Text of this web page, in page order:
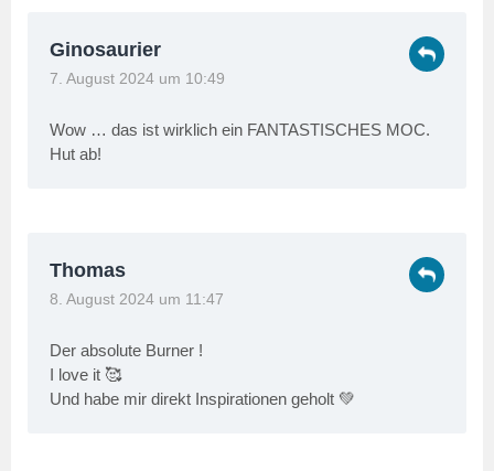
Ginosaurier
7. August 2024 um 10:49
Wow … das ist wirklich ein FANTASTISCHES MOC.
Hut ab!
Thomas
8. August 2024 um 11:47
Der absolute Burner !
I love it 🥰
Und habe mir direkt Inspirationen geholt 💚